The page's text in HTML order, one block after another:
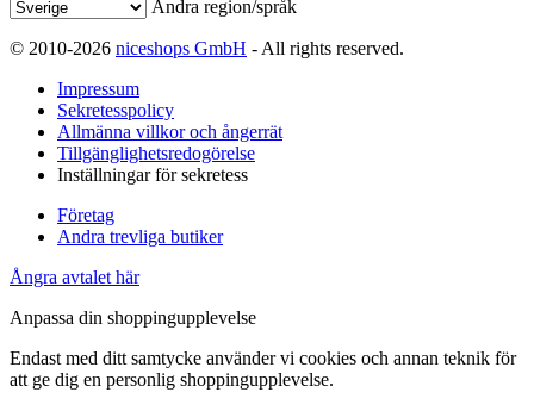
Ändra region/språk
© 2010-2026 niceshops GmbH - All rights reserved.
Impressum
Sekretesspolicy
Allmänna villkor och ångerrät
Tillgänglighetsredogörelse
Inställningar för sekretess
Företag
Andra trevliga butiker
Ångra avtalet här
Anpassa din shoppingupplevelse
Endast med ditt samtycke använder vi cookies och annan teknik för
att ge dig en personlig shoppingupplevelse.